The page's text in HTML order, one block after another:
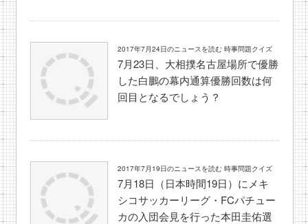
2017年7月24日のニュースを読む 時事問題クイズ
7月23日、大相撲名古屋場所で優勝
した白鵬の幕内通算優勝回数は何
回目となるでしょう？
2017年7月19日のニュースを読む 時事問題クイズ
7月18日（日本時間19日）にメキ
シコサッカーリーグ・FCパチュー
カの入団会見を行った本田圭佑選